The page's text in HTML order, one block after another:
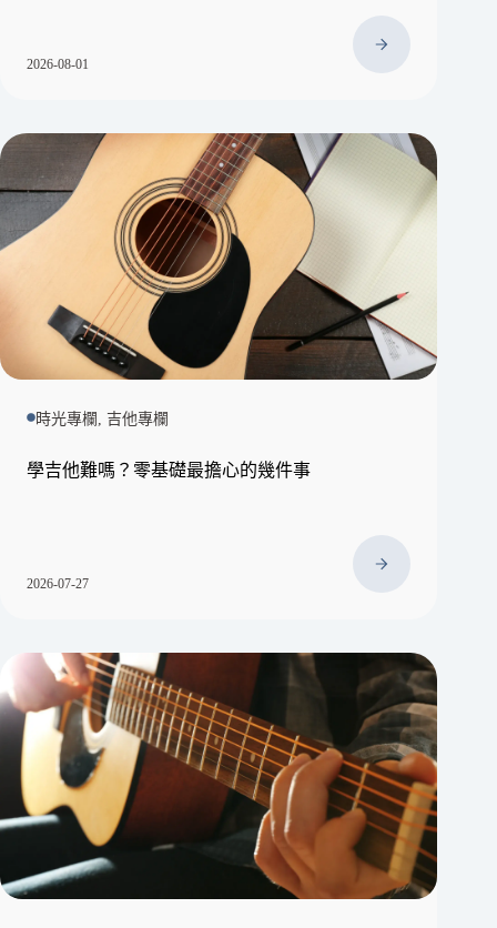
2026-08-01
時光專欄, 吉他專欄
學吉他難嗎？零基礎最擔心的幾件事
2026-07-27